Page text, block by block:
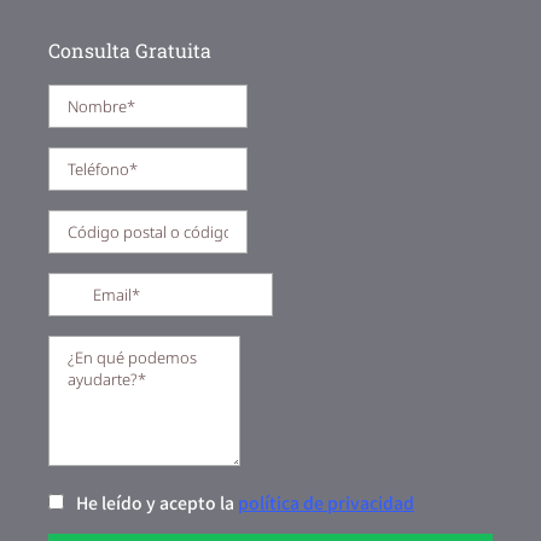
Consulta Gratuita
He leído y acepto la política de privacidad